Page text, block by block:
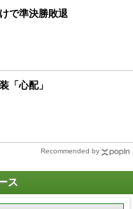
で準決勝敗退
「心配」
Recommended by
ス